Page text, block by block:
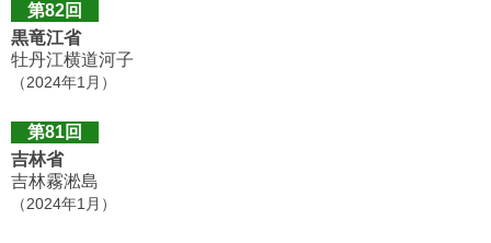
第82回
黒竜江省
牡丹江横道河子
（2024年1月）
第81回
吉林省
吉林霧淞島
（2024年1月）